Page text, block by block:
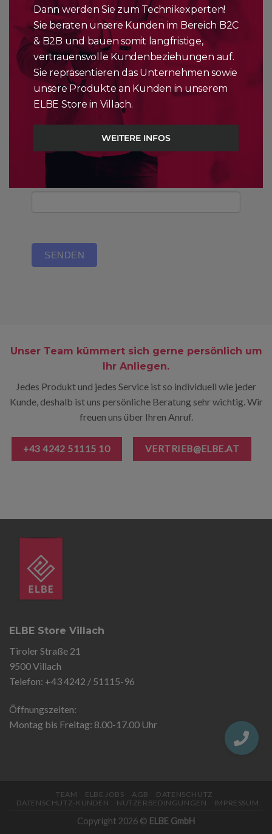
Ort (optional)
Telefonnummer
Nachricht
SENDEN
Unser Team kümmert sich gerne persönlich um
Ihr Anliegen.
Jedes Produkt und jedes Service ist so individuell wie jeder
Kunde, deshalb ist uns persönliche Beratung sehr wichtig. Wir
freuen uns über Ihren Anruf.
+43 4242 51115 10 VERTRIEB@ELBE.AT
ELBE Store Villach
Tiroler Straße 21
9500 Villach
Telefon: +43 4242 / 51115-96
Öffnungszeiten:
Montag bis Freitag: 8.00-17.00 Uhr
TEAM ELBE JOBS AGB
DATENSCHUTZ
DATENSCHUTZ-KUNDEN
NUTZERBEDINGUNGEN IMPRESSUM
Copyright 2026 © ELBE GmbH
Dann werden Sie zum Technikexperten!
Sie beraten unsere Kunden im Bereich B2C
& B2B und bauen somit langfristige,
vertrauensvolle Kundenbeziehungen auf.
Sie repräsentieren das Unternehmen sowie
unsere Produkte an Kunden in unserem
ELBE Store in Villach.
WEITERE INFOS